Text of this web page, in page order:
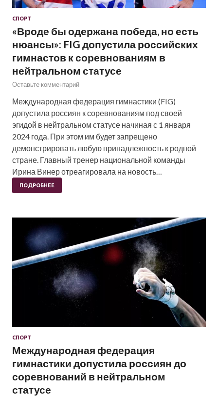
СПОРТ
«Вроде бы одержана победа, но есть
нюансы»: FIG допустила российских
гимнастов к соревнованиям в
нейтральном статусе
Оставьте комментарий
Международная федерация гимнастики (FIG)
допустила россиян к соревнованиям под своей
эгидой в нейтральном статусе начиная с 1 января
2024 года. При этом им будет запрещено
демонстрировать любую принадлежность к родной
стране. Главный тренер национальной команды
Ирина Винер отреагировала на новость…
ПОДРОБНЕЕ
СПОРТ
Международная федерация
гимнастики допустила россиян до
соревнований в нейтральном
статусе